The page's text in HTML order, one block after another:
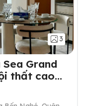
3
Grand
thất cao